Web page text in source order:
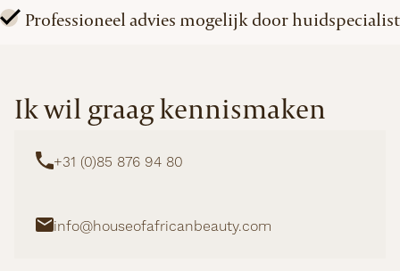
Professioneel advies mogelijk door huidspecialist
Ik wil graag kennismaken
+31 (0)85 876 94 80
info@houseofafricanbeauty.com